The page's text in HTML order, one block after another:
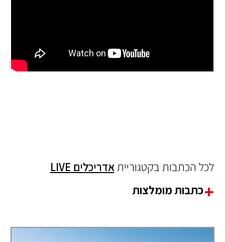
לכל הכתבות בקטגורייתאדריכלים LIVE
כתבות מומלצות